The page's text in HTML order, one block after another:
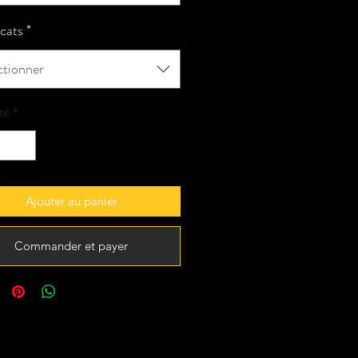
*
*
Ajouter au panier
Commander et payer